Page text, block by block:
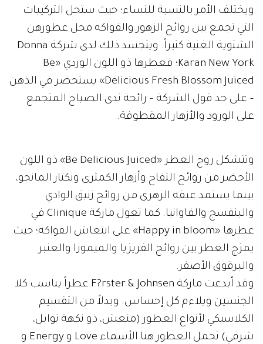
ويختلف الأمر بالنسبة للنساء؛ حيث ستحل التركيبات
التي تجمع بين روائح الزهور والفواكه محل عطورهن
الشتوية الغنية كثيراً. ويتجسد ذلك لدى شركة Donna
Karan New York؛ فعطرها ذو اللون الوردي «Be
Delicious Fresh Blossom Juiced» يستحضر في الذهن
– على حد قول الشركة – رائحة ندى الصباح المتجمع
على الورود والأزهار المقطوفة.
وتتشكل روح العطر «Be Delicious Juiced» ذو اللون
الأخضر من روائح التفاح وأزهار الكمثرى ونكتار المانجو،
بينما يستمد عبقه الزهري من روائح زنبق الوادي
والبنفسج والفاوانيا. كما تعول ماركة Clinique في
عطرها «Happy in bloom» على انتعاش الفواكه؛ حيث
يمزج العطر بين روائح الفريزيا والميموزا والعنبر
والبرقوق الأصفر.
وقد أبدعت ماركة F?rster & Johnsen عطراً يناسب كلا
الجنسين ويلاءم كل إحساس. وبدلاً من التقسيم
الكلاسيكي لأنواع العطور (منعش، ذو نكهة توابل،
شرقي) تحمل العطور هنا الأسماء Love و Energy و